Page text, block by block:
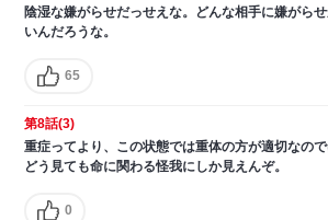
陰湿な嫌がらせだっせえな。どんな相手に嫌がら
いんだろうな。
65
第8話(3)
重症ってより、この状態では重体の方が適切なので
どう見ても命に関わる怪我にしか見えんぞ。
0